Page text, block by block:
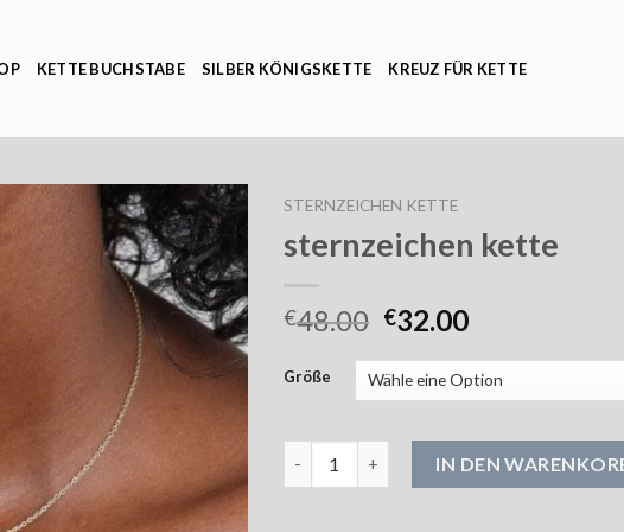
KETTE BUCHSTABE SILBER KÖNIGSKETTE KREUZ FÜR KETTE
STERNZEICHEN KETTE
sternzeichen kette
€48.00 €32.00
Größe
IN DEN